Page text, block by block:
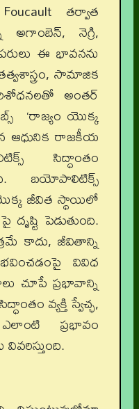
తర్వాత
అగాంబెన్, నెగ్రి,
ఈ భావనను
సామాజిక
అంతర్
‘రాజ్యం యొక్క
ఆధునిక రాజకీయ
సిద్ధాంతం
బయోపాలిటిక్స్
జీవిత స్థాయిలో
పెడుతుంది.
కాదు, జీవితాన్ని
వివిధ
చూపే ప్రభావాన్ని
వ్యక్తి స్వేచ్ఛ,
ప్రభావం